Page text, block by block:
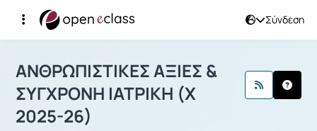
Σύνδεση
Μάθημα : ΑΝΘΡΩΠΙΣΤΙΚΕΣ ΑΞΙΕΣ &
ΑΝΘΡΩΠΙΣΤΙΚΕΣ ΑΞΙΕΣ &
ΣΥΓΧΡΟΝΗ ΙΑΤΡΙΚΗ (Χ
2025-26)